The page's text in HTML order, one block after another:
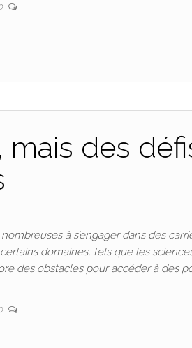
mais des
à s’engager dans des
domaines, tels que les
des obstacles pour accéder à des